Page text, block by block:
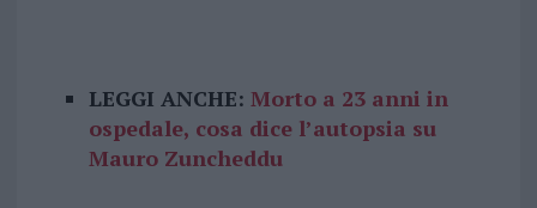
LEGGI ANCHE: Morto a 23 anni in
ospedale, cosa dice l’autopsia su
Mauro Zuncheddu